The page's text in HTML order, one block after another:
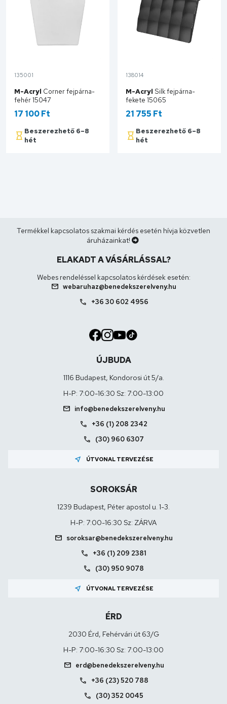
135001
M-Acryl Corner fejpárna-
fehér 15047
17 100 Ft
Beszerezhető 6–8
hét
138014
M-Acryl Silk fejpárna-
fekete 15065
21 755 Ft
Beszerezhető 6–8
hét
Termékkel kapcsolatos szakmai kérdés esetén hívja közvetlen
áruházainkat!
ELAKADT A VÁSÁRLÁSSAL?
Webes rendeléssel kapcsolatos kérdések esetén:
mail webaruhaz@benedekszerelveny.hu
call +36 30 602 4956
ÚJBUDA
1116 Budapest, Kondorosi út 5/a.
H-P: 7:00-16:30 Sz: 7:00-13:00
mail info@benedekszerelveny.hu
call +36 (1) 208 2342
call (30) 960 6307
near_me ÚTVONAL TERVEZÉSE
SOROKSÁR
1239 Budapest, Péter apostol u. 1-3.
H-P: 7:00-16:30 Sz: ZÁRVA
mail soroksar@benedekszerelveny.hu
call +36 (1) 209 2381
call (30) 950 9078
near_me ÚTVONAL TERVEZÉSE
ÉRD
2030 Érd, Fehérvári út 63/G
H-P: 7:00-16:30 Sz: 7:00-13:00
mail erd@benedekszerelveny.hu
call +36 (23) 520 788
call (30) 352 0045